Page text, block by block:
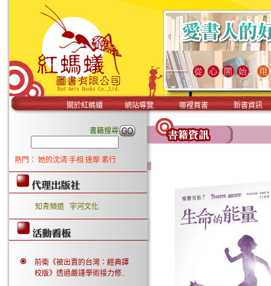
關於紅螞蟻 網站導覽 哪裡買書 新書資訊
書籍搜尋
熱門： 她的沈清 手相 達摩 素行
知青頻道 宇河文化
前衛《被出賣的台灣：經典譯
校版》透過嚴謹學術接力修..